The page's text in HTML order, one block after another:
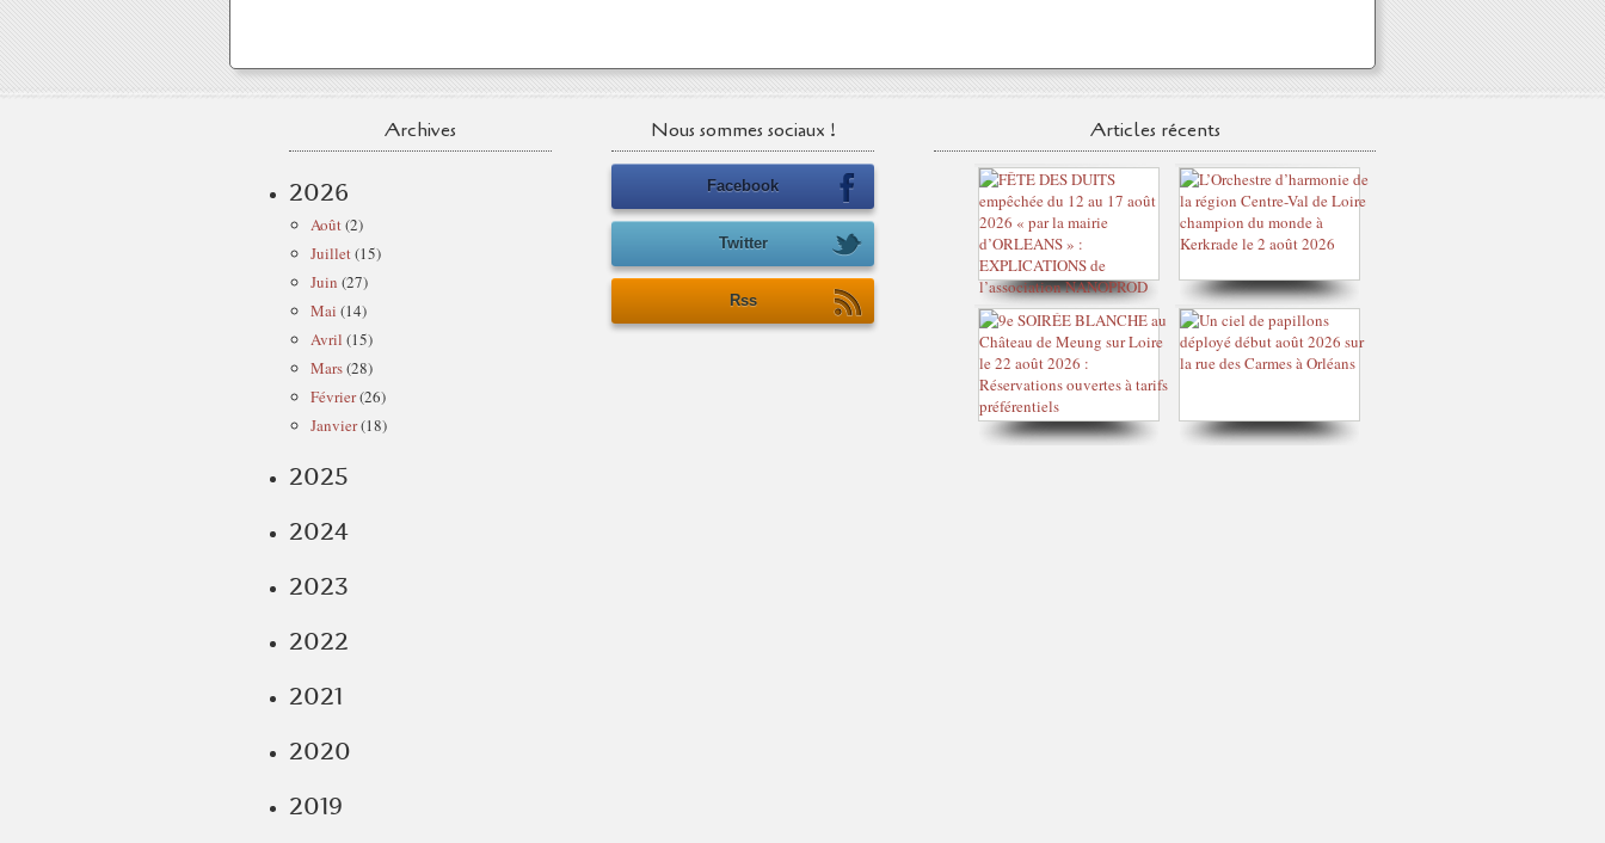
Archives
2026
Août(2)
Juillet(15)
Juin (27)
Mai (14)
Avril (15)
Mars(28)
Février(26)
Janvier(18)
2025
2024
2023
2022
2021
2020
2019
Nous sommes sociaux !
Facebook
Twitter
Rss
Articles récents